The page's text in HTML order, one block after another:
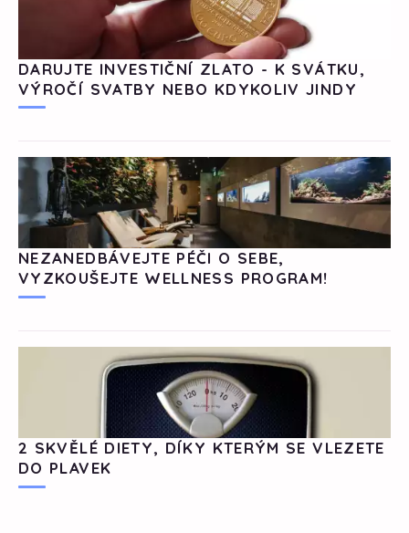
DARUJTE INVESTIČNÍ ZLATO - K SVÁTKU,
VÝROČÍ SVATBY NEBO KDYKOLIV JINDY
NEZANEDBÁVEJTE PÉČI O SEBE,
VYZKOUŠEJTE WELLNESS PROGRAM!
2 SKVĚLÉ DIETY, DÍKY KTERÝM SE VLEZETE
DO PLAVEK